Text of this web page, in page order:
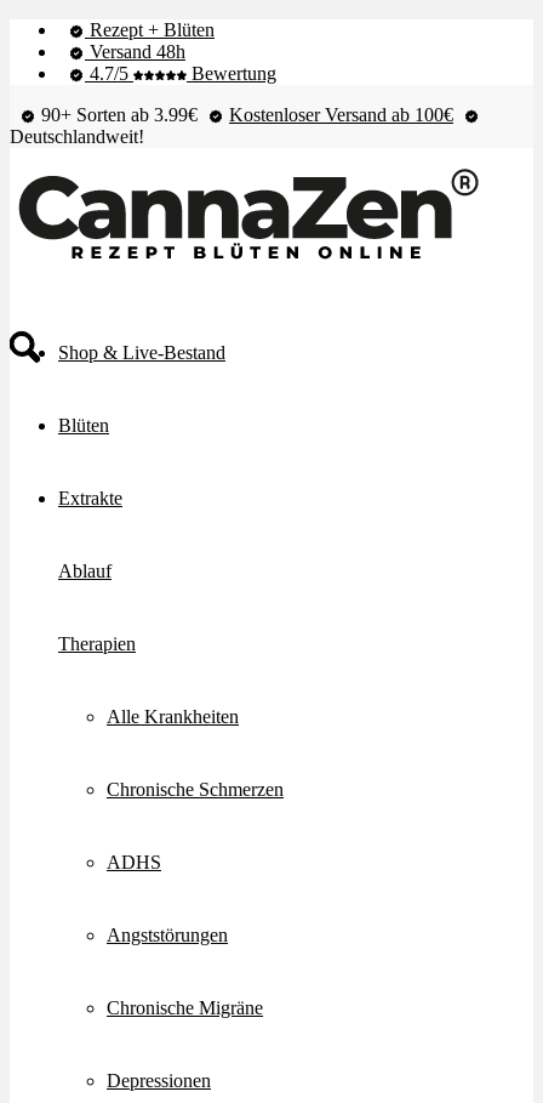
Rezept + Blüten
Versand 48h
4.7/5
Bewertung
90+ Sorten ab 3.99€
Kostenloser Versand ab 100€
Deutschlandweit!
Shop & Live-Bestand
Blüten
Extrakte
Ablauf
Therapien
Alle Krankheiten
Chronische Schmerzen
ADHS
Angststörungen
Chronische Migräne
Depressionen